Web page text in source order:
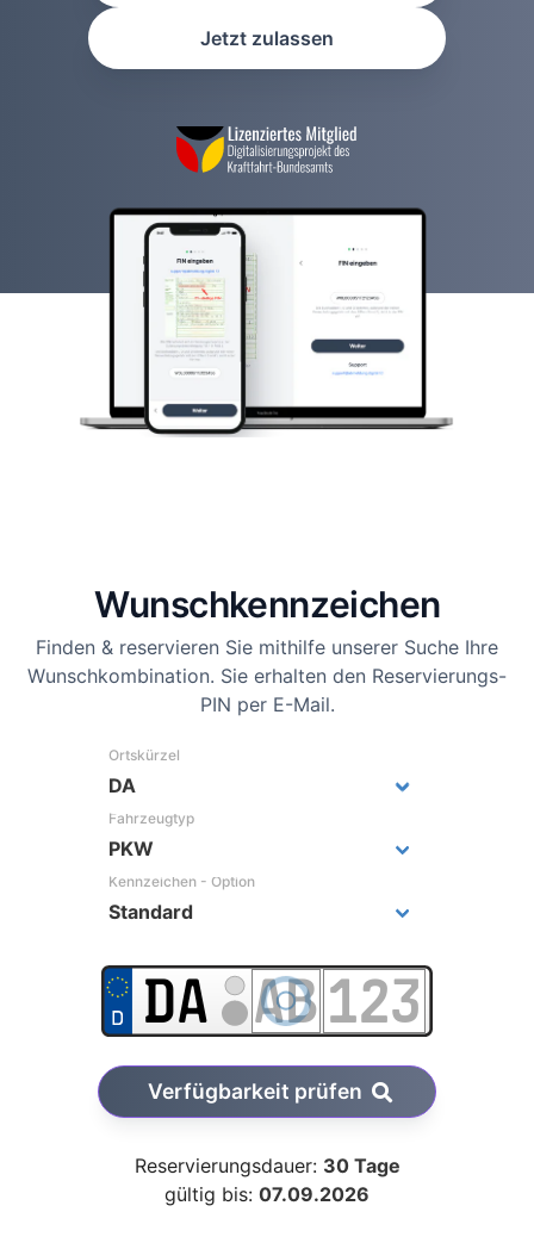
Jetzt zulassen
Wunsch­kennzeichen
Finden & reservieren Sie mithilfe unserer Suche Ihre
Wunschkombination. Sie erhalten den Reservierungs-
PIN per E-Mail.
Ortskürzel
Fahrzeugtyp
Kennzeichen - Option
Verfügbarkeit prüfen
Reservierungsdauer: 30 Tage
gültig bis: 07.09.2026